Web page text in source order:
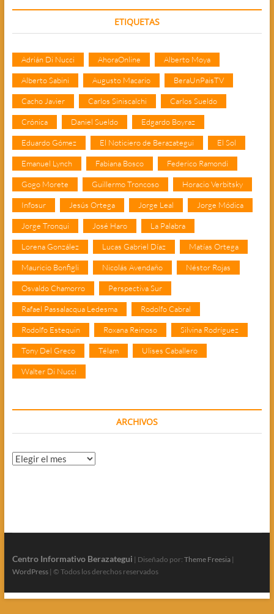
ETIQUETAS
Adrián Di Nucci AhoraOnline Alberto Moya
Alberto Sabini Augusto Macario BeraUnPaisTV
Cacho Javier Carlos Siniscalchi Carlos Sueldo
Crónica Daniel Sueldo Edgardo Boyraz
Eduardo Gómez El Noticiero de Berazategui El Sol
Emanuel Lynch Fabiana Bosco Federico Ramondi
Gogo Morete Guillermo Troncoso Horacio Verbitsky
Infosur Jesús Ortega Jorge Leal Jorge Módica
Jorge Tronqui José Haro La Palabra
Lorena González Lucas Gabriel Díaz Matías Ortega
Mauricio Bonfigli Nicolás Avendaño Néstor Rojas
Osvaldo Chamorro Perspectiva Sur
Rafael Passalacqua Ledesma Rodolfo Cabral
Rodolfo Estequin Roxana Reinoso Silvina Rodríguez
Tony Del Greco Télam Ulises Caballero
Walter Di Nucci
ARCHIVOS
Archivos
Centro Informativo Berazategui | Diseñado por: Theme Freesia|
WordPress| © Todos los derechos reservados